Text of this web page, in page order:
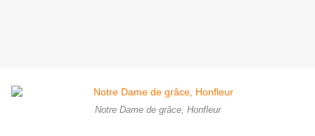
Notre Dame de grâce, Honfleur